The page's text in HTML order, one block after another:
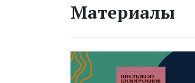
Материалы